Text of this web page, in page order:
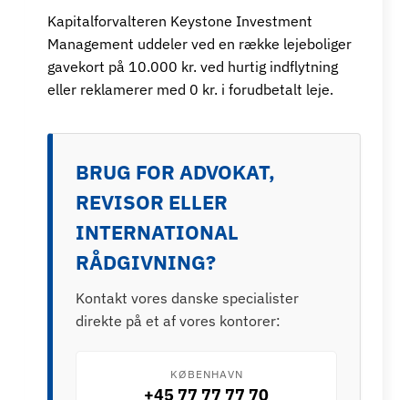
Kapitalforvalteren Keystone Investment
Management uddeler ved en række lejeboliger
gavekort på 10.000 kr. ved hurtig indflytning
eller reklamerer med 0 kr. i forudbetalt leje.
BRUG FOR ADVOKAT,
REVISOR ELLER
INTERNATIONAL
RÅDGIVNING?
Kontakt vores danske specialister
direkte på et af vores kontorer:
KØBENHAVN
+45 77 77 77 70